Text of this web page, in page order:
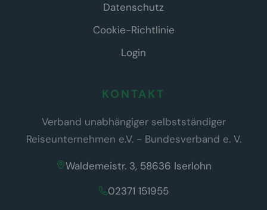
Datenschutz
Cookie-Richtlinie
Login
KONTAKT
Verband unabhängiger selbstständiger
Reiseunternehmen e.V. - Bundesverband e. V.
Waldemeistr. 3, 58636 Iserlohn
02371 151955